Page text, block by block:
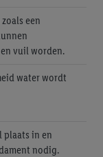
een
vuil worden.
water wordt
plaats in en
nodig.